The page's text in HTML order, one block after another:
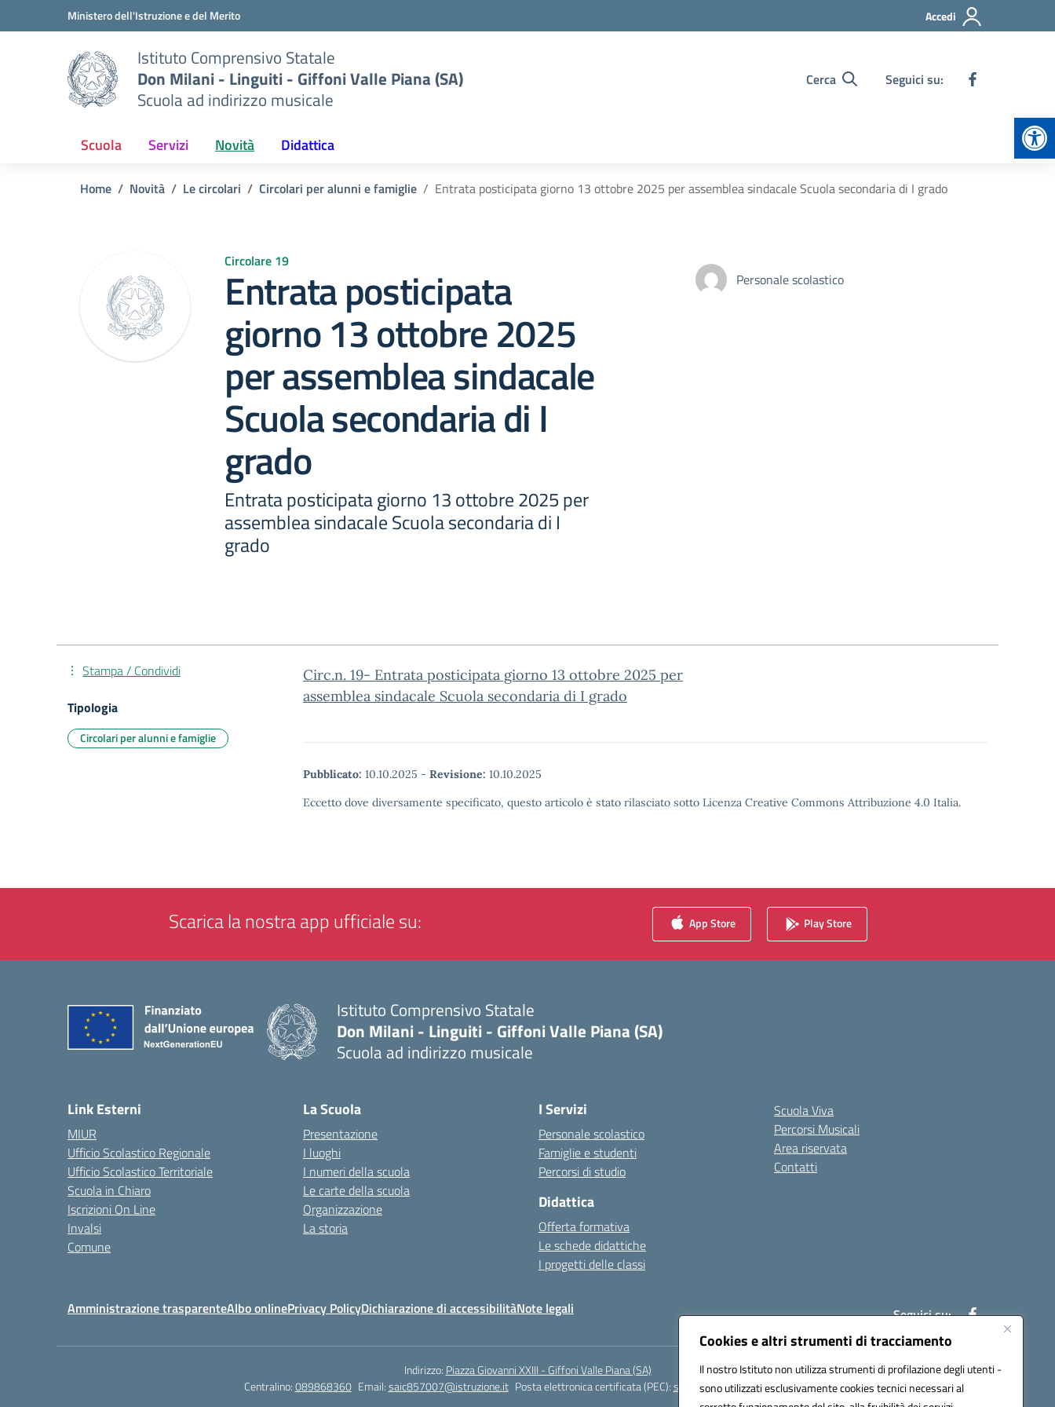
Cookies e altri strumenti di tracciamento
Il nostro Istituto non utilizza strumenti di profilazione degli utenti -
sono utilizzati esclusivamente cookies tecnici necessari al
Vai ai contenuti
Vai al menu di navigazioneMinistero dell'Istruzione e del Merito Accedi
Istituto Comprensivo Statale
Don Milani - Linguiti - Giffoni Valle Piana (SA)
Scuola ad indirizzo musicale
Cerca Seguici su:
Scuola Servizi Novità Didattica
Home Novità Le circolari Circolari per alunni e famiglie Entrata posticipata giorno 13 ottobre 2025 per assemblea sindacale Scuola secondaria di I grado
Circolare 19
Entrata posticipata
giorno 13 ottobre 2025
per assemblea sindacale
Scuola secondaria di I
grado
Entrata posticipata giorno 13 ottobre 2025 per
assemblea sindacale Scuola secondaria di I
grado
Personale scolastico
Circ.n. 19- Entrata posticipata giorno 13 ottobre 2025 per
assemblea sindacale Scuola secondaria di I grado
Pubblicato: 10.10.2025 - Revisione: 10.10.2025
Eccetto dove diversamente specificato, questo articolo è stato rilasciato sotto Licenza Creative Commons Attribuzione 4.0 Italia.
Stampa / Condividi
Tipologia
Circolari per alunni e famiglie
Scarica la nostra app ufficiale su: App Store Play Store
Istituto Comprensivo Statale
Don Milani - Linguiti - Giffoni Valle Piana (SA)
Scuola ad indirizzo musicale
Link Esterni
MIUR
Ufficio Scolastico Regionale
Ufficio Scolastico Territoriale
Scuola in Chiaro
Iscrizioni On Line
Invalsi
Comune
La Scuola
Presentazione
I luoghi
I numeri della scuola
Le carte della scuola
Organizzazione
La storia
I Servizi
Personale scolastico
Famiglie e studenti
Percorsi di studio
Didattica
Offerta formativa
Le schede didattiche
I progetti delle classi
Scuola Viva
Percorsi Musicali
Area riservata
Contatti
Amministrazione trasparenteAlbo onlinePrivacy PolicyDichiarazione di accessibilitàNote legali Seguici su:
Indirizzo: Piazza Giovanni XXIII - Giffoni Valle Piana (SA)
Centralino:089868360 Email:saic857007@istruzione.it Posta elettronica certificata (PEC):saic857007@pec.istruzione.it